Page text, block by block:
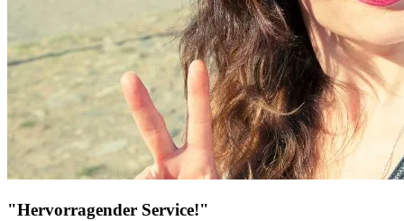
"Hervorragender Service!"